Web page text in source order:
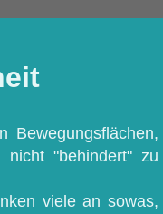
Bewegungsflächen,
"behindert" zu
viele an sowas,